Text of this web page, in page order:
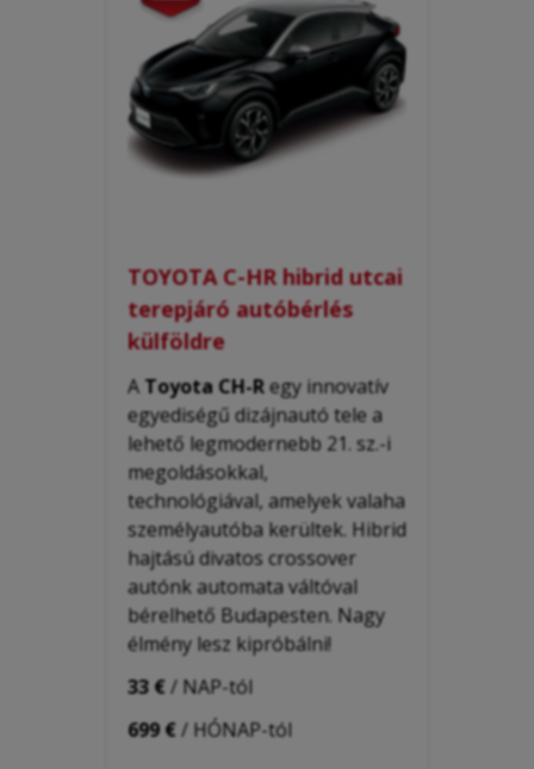
TOYOTA C-HR hibrid utcai
terepjáró autóbérlés
külföldre
AToyota CH-Regy innovatív
egyediségű dizájnautó tele a
lehető legmodernebb 21. sz.-i
megoldásokkal,
technológiával, amelyek valaha
személyautóba kerültek. Hibrid
hajtású divatoscrossover
autónk automata váltóval
bérelhető Budapesten. Nagy
élmény lesz kipróbálni!
33 €/ NAP-tól
699 €/ HÓNAP-tól